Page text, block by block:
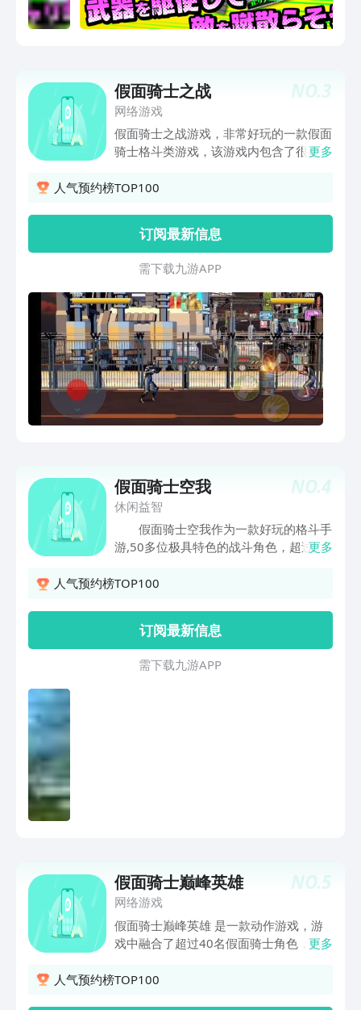
NO.3
假面骑士之战
网络游戏
假面骑士之战游戏，非常好玩的一款假面
骑士格斗类游戏，该游戏内包含了很多假
择，变身之后加入到战斗中来，趣味性十
更多
人气预约榜TOP100
订阅最新信息
需 下 载 九 游 A P P
NO.4
假面骑士空我
休闲益智
假面骑士空我作为一款好玩的格斗手
游,50多位极具特色的战斗角色，超过
统，赋予角色以实时动态表情，和他们互
士，游戏中还有幕后oss让游戏变得更加
的有趣，喜欢的小伙伴千万不要错过了。
游戏特色 1、50多位极具特色的战斗
更多
人气预约榜TOP100
订阅最新信息
需 下 载 九 游 A P P
NO.5
假面骑士巅峰英雄
网络游戏
假面骑士巅峰英雄 是一款动作游戏，游
戏中融合了超过40名假面骑士角色，以
玩家身临其境地感受到假面骑士世界的格
更多
人气预约榜TOP100